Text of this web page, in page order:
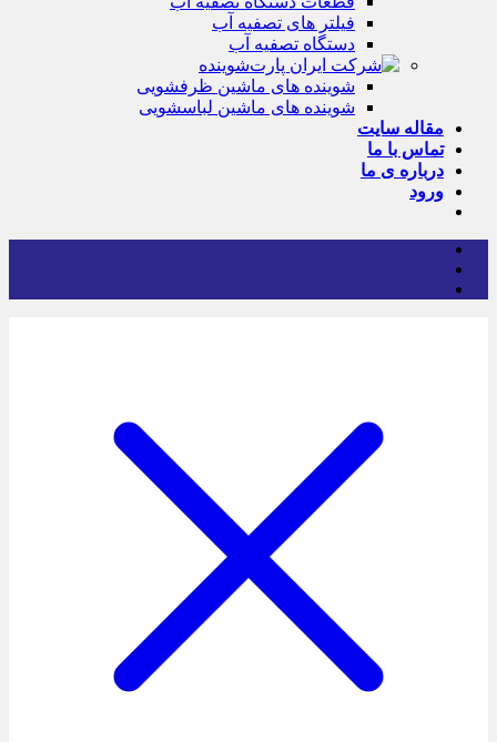
فیلتر های تصفیه آب
دستگاه تصفیه آب
شوینده
شوینده های ماشین ظرفشویی
شوینده های ماشین لباسشویی
مقاله سایت
تماس با ما
درباره ی ما
ورود